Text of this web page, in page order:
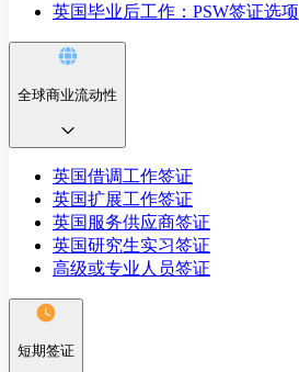
英国毕业后工作：PSW签证选项
全球商业流动性
英国借调工作签证
英国扩展工作签证
英国服务供应商签证
英国研究生实习签证
高级或专业人员签证
短期签证